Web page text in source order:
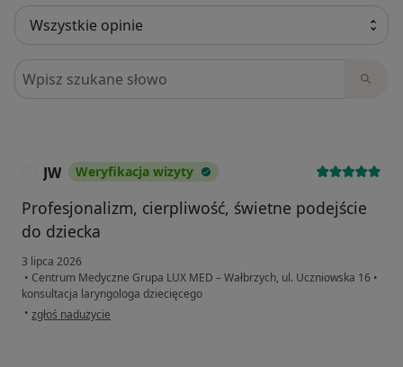
Szukaj w opiniach
JW Weryfikacja wizyty
Profesjonalizm, cierpliwość, świetne podejście
do dziecka
3 lipca 2026
• Centrum Medyczne Grupa LUX MED – Wałbrzych, ul. Uczniowska 16 •
konsultacja laryngologa dziecięcego
• w opinii użytkownika JW
zgłoś nadużycie